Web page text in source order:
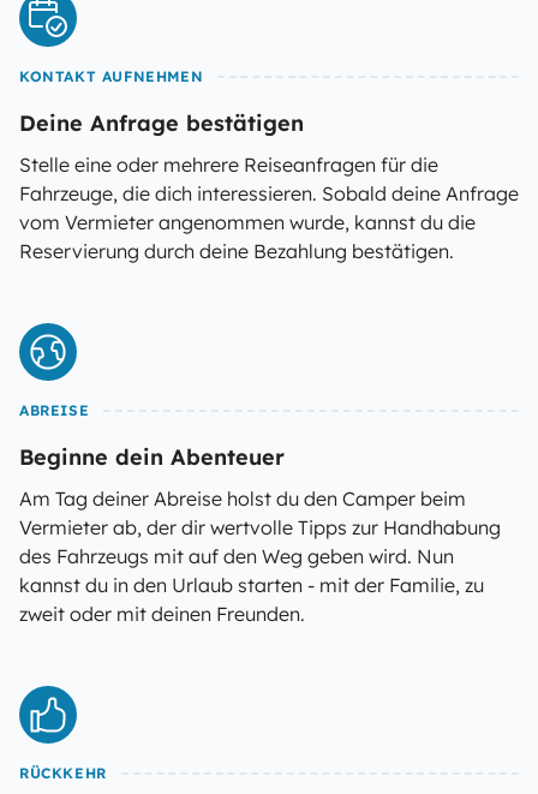
KONTAKT AUFNEHMEN
Deine Anfrage bestätigen
Stelle eine oder mehrere Reiseanfragen für die
Fahrzeuge, die dich interessieren. Sobald deine Anfrage
vom Vermieter angenommen wurde, kannst du die
Reservierung durch deine Bezahlung bestätigen.
ABREISE
Beginne dein Abenteuer
Am Tag deiner Abreise holst du den Camper beim
Vermieter ab, der dir wertvolle Tipps zur Handhabung
des Fahrzeugs mit auf den Weg geben wird. Nun
kannst du in den Urlaub starten - mit der Familie, zu
zweit oder mit deinen Freunden.
RÜCKKEHR